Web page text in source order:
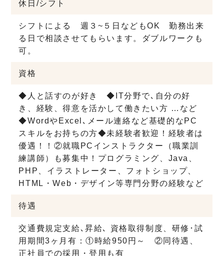
休日/シフト
シフトによる 週３~５日などもOK 勤務出来
る日で相談させてもらいます。ダブルワークも
可。
資格
◆人と話すのが好き ◆IT分野で､自分の好
き、経験、得意を活かして働きたい方 …など
◆WordやExcel､メール連絡など基礎的なPC
スキルをお持ちの方◆未経験者歓迎！経験者は
優遇！！②就職PCインストラクター（職業訓
練講師）も募集中！プログラミング、Java、
PHP、イラストレーター、フォトショップ、
HTML・Web・デザイン等専門分野の経験など
待遇
交通費規定支給､昇給､ 資格取得制度、研修･試
用期間3ヶ月有：①時給950円～ ②同待遇、
正社員での採用・登用も有